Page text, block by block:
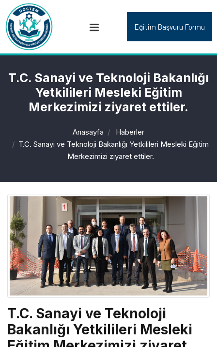
Eğitim Başvuru Formu
T.C. Sanayi ve Teknoloji Bakanlığı
Yetkilileri Mesleki Eğitim
Merkezimizi ziyaret ettiler.
Anasayfa
Haberler
T.C. Sanayi ve Teknoloji Bakanlığı Yetkilileri Mesleki Eğitim
Merkezimizi ziyaret ettiler.
T.C. Sanayi ve Teknoloji
Bakanlığı Yetkilileri Mesleki